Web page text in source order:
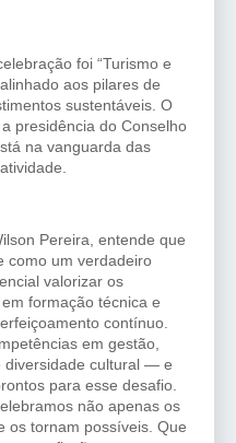
foi “Turismo e
aos pilares de
sustentáveis. O
presidência do Conselho
na vanguarda das
Pereira, entende que
como um verdadeiro
valorizar os
formação técnica e
contínuo.
em gestão,
diversidade cultural — e
para esse desafio.
não apenas os
os tornam possíveis. Que